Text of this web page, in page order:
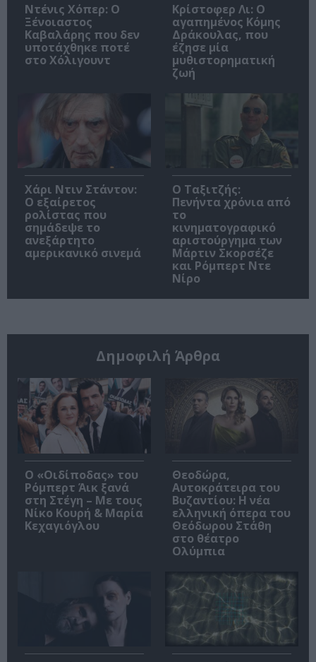
Ντένις Χόπερ: Ο
Ξένοιαστος
Καβαλάρης που δεν
υποτάχθηκε ποτέ
στο Χόλιγουντ
Κρίστοφερ Λι: Ο
αγαπημένος Κόμης
Δράκουλας, που
έζησε μία
μυθιστορηματική
ζωή
Χάρι Ντιν Στάντον:
Ο εξαίρετος
ρολίστας που
σημάδεψε το
ανεξάρτητο
αμερικανικό σινεμά
Ο Ταξιτζής:
Πενήντα χρόνια από
το
κινηματογραφικό
αριστούργημα των
Μάρτιν Σκορσέζε
και Ρόμπερτ Ντε
Νίρο
Δημοφιλή Άρθρα
O «Οιδίποδας» του
Ρόμπερτ Άικ ξανά
στη Στέγη – Με τους
Νίκο Κουρή & Μαρία
Κεχαγιόγλου
Θεοδώρα,
Αυτοκράτειρα του
Βυζαντίου: Η νέα
ελληνική όπερα του
Θεόδωρου Στάθη
στο θέατρο
Ολύμπια